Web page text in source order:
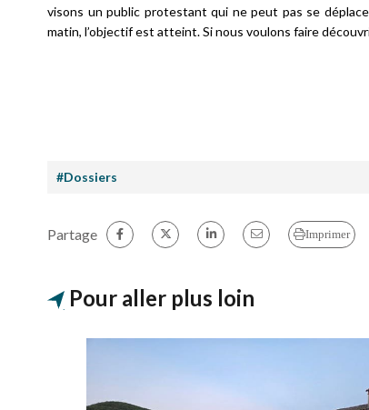
visons un public protestant qui ne peut pas se
matin, l’objectif est atteint. Si nous voulons faire
#Dossiers
Partage Imprimer
Pour aller plus loin